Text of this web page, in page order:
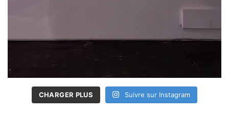
CHARGER PLUS Suivre sur Instagram